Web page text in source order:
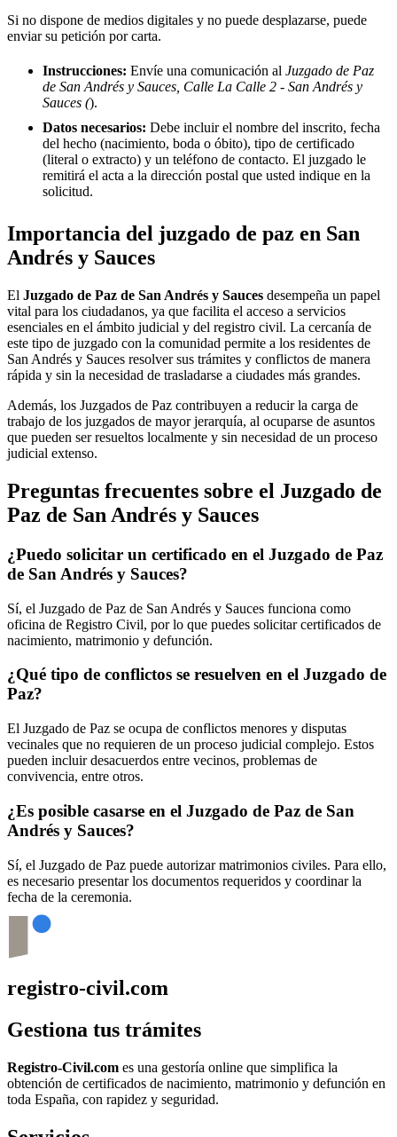
Si no dispone de medios digitales y no puede desplazarse, puede
enviar su petición por carta.
Instrucciones: Envíe una comunicación al Juzgado de Paz
de San Andrés y Sauces, Calle La Calle 2 - San Andrés y
Sauces ().
Datos necesarios: Debe incluir el nombre del inscrito, fecha
del hecho (nacimiento, boda o óbito), tipo de certificado
(literal o extracto) y un teléfono de contacto. El juzgado le
remitirá el acta a la dirección postal que usted indique en la
solicitud.
Importancia del juzgado de paz en San
Andrés y Sauces
El Juzgado de Paz de San Andrés y Sauces desempeña un papel
vital para los ciudadanos, ya que facilita el acceso a servicios
esenciales en el ámbito judicial y del registro civil. La cercanía de
este tipo de juzgado con la comunidad permite a los residentes de
San Andrés y Sauces resolver sus trámites y conflictos de manera
rápida y sin la necesidad de trasladarse a ciudades más grandes.
Además, los Juzgados de Paz contribuyen a reducir la carga de
trabajo de los juzgados de mayor jerarquía, al ocuparse de asuntos
que pueden ser resueltos localmente y sin necesidad de un proceso
judicial extenso.
Preguntas frecuentes sobre el Juzgado de
Paz de San Andrés y Sauces
¿Puedo solicitar un certificado en el Juzgado de Paz
de San Andrés y Sauces?
Sí, el Juzgado de Paz de San Andrés y Sauces funciona como
oficina de Registro Civil, por lo que puedes solicitar certificados de
nacimiento, matrimonio y defunción.
¿Qué tipo de conflictos se resuelven en el Juzgado de
Paz?
El Juzgado de Paz se ocupa de conflictos menores y disputas
vecinales que no requieren de un proceso judicial complejo. Estos
pueden incluir desacuerdos entre vecinos, problemas de
convivencia, entre otros.
¿Es posible casarse en el Juzgado de Paz de San
Andrés y Sauces?
Sí, el Juzgado de Paz puede autorizar matrimonios civiles. Para ello,
es necesario presentar los documentos requeridos y coordinar la
fecha de la ceremonia.
registro-civil.com
Gestiona tus trámites
Registro-Civil.com es una gestoría online que simplifica la
obtención de certificados de nacimiento, matrimonio y defunción en
toda España, con rapidez y seguridad.